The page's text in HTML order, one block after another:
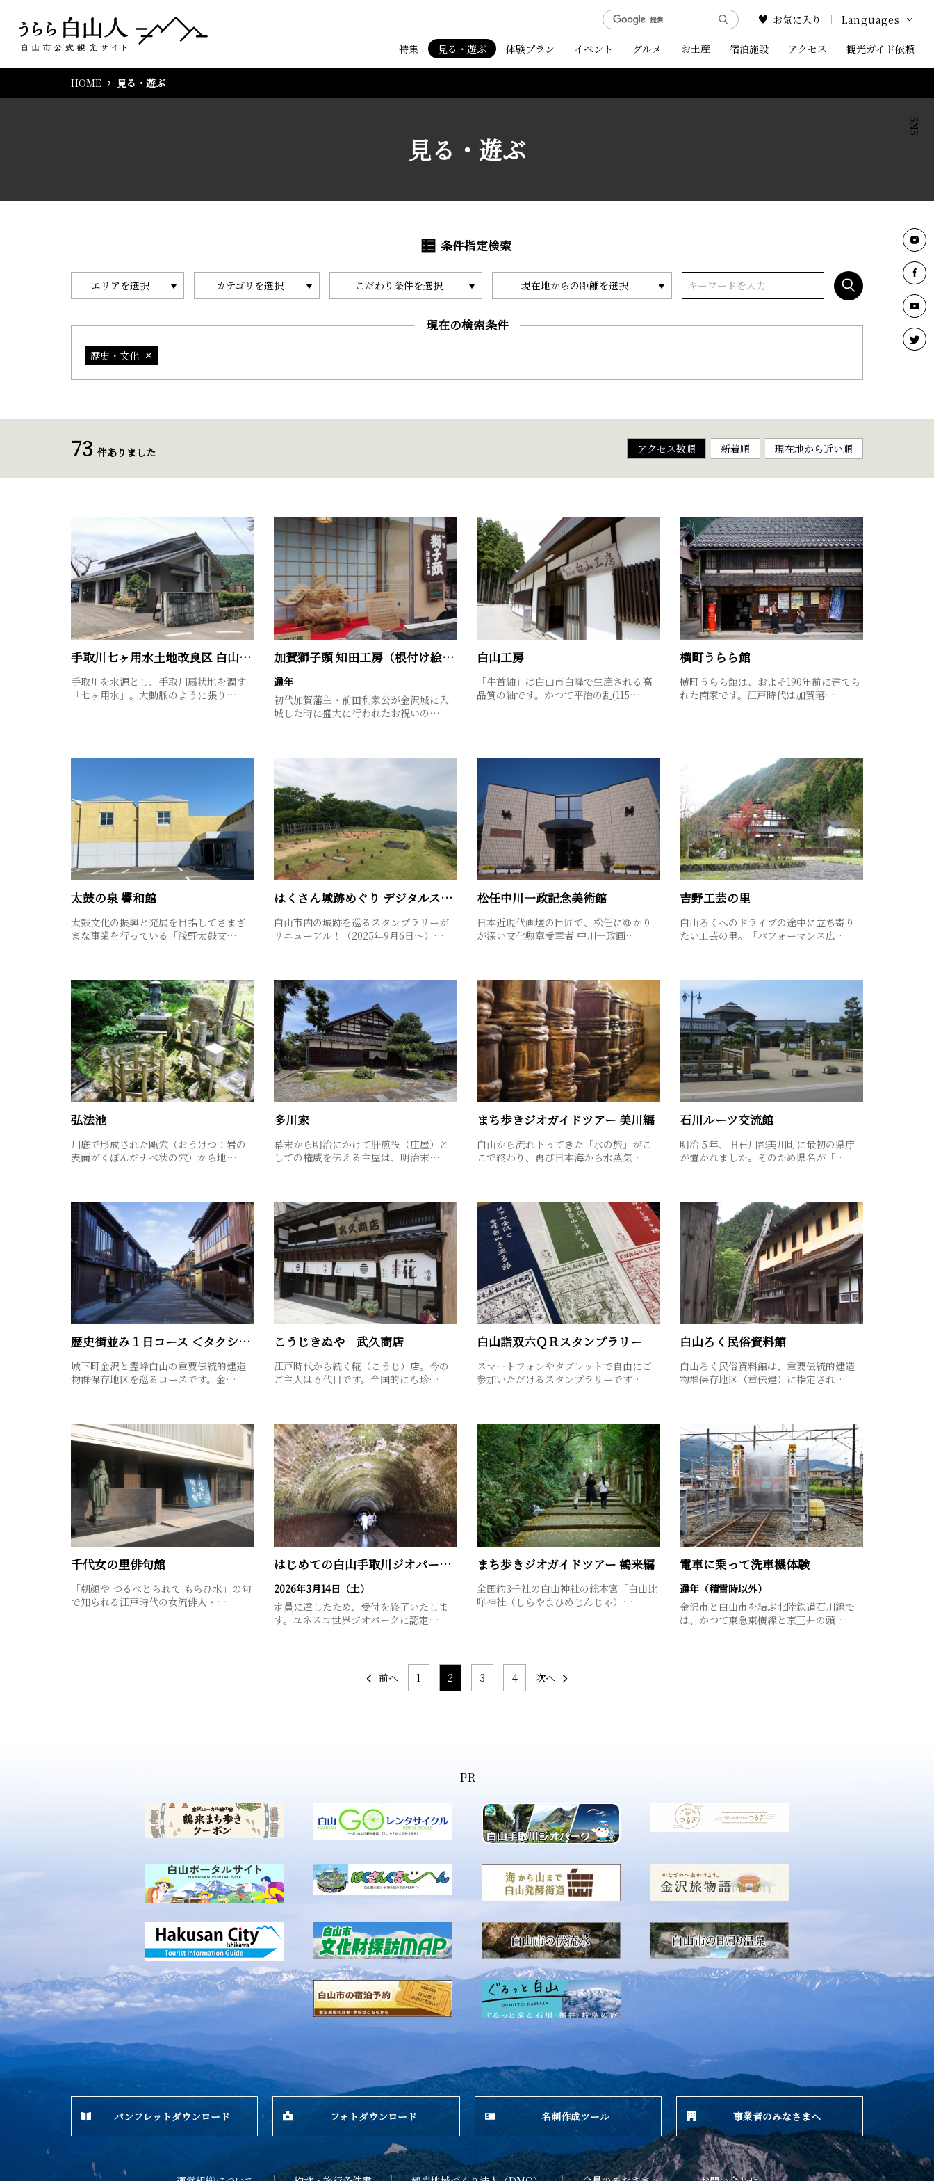
特集 見る・遊ぶ 体験プラン イベント グルメ お土産 宿泊施設 アクセス 観光ガイド依頼
お気に入り Languages
Google Translate
HOME 見る・遊ぶ
見る・遊ぶ
条件指定検索
エリアを選択 カテゴリを選択 こだわり条件を選択 現在地からの距離を選択
現在の検索条件
歴史・文化
73 件ありました アクセス数順 新着順 現在地から近い順
手取川七ヶ用水土地改良区 白山管理センター
手取川を水源とし、手取川扇状地を潤す
「七ヶ用水」。大動脈のように張り…
加賀獅子頭 知田工房（根付け絵付け体験）
通年
初代加賀藩主・前田利家公が金沢城に入
城した時に盛大に行われたお祝いの…
白山工房
「牛首紬」は白山市白峰で生産される高
品質の紬です。かつて平治の乱(115…
横町うらら館
横町うらら館は、およそ190年前に建てら
れた商家です。江戸時代は加賀藩…
太鼓の泉 響和館
太鼓文化の振興と発展を目指してさまざ
まな事業を行っている「浅野太鼓文…
はくさん城跡めぐり デジタルスタンプラリー
白山市内の城跡を巡るスタンプラリーが
リニューアル！（2025年9月6日～）…
松任中川一政記念美術館
日本近現代画壇の巨匠で、松任にゆかり
が深い文化勲章受章者 中川一政画…
吉野工芸の里
白山ろくへのドライブの途中に立ち寄り
たい工芸の里。「パフォーマンス広…
弘法池
川底で形成された甌穴（おうけつ：岩の
表面がくぼんだナべ状の穴）から地…
多川家
幕末から明治にかけて肝煎役（庄屋）と
しての権威を伝える主屋は、明治末…
まち歩きジオガイドツアー 美川編
白山から流れ下ってきた「水の旅」がこ
こで終わり、再び日本海から水蒸気…
石川ルーツ交流館
明治５年、旧石川郡美川町に最初の県庁
が置かれました。そのため県名が「…
歴史街並み１日コース ＜タクシーで巡る 金沢・白山＞
城下町金沢と霊峰白山の重要伝統的建造
物群保存地区を巡るコースです。金…
こうじきぬや 武久商店
江戸時代から続く糀（こうじ）店。今の
ご主人は６代目です。全国的にも珍…
白山詣双六ＱＲスタンプラリー
スマートフォンやタブレットで自由にご
参加いただけるスタンプラリーです…
白山ろく民俗資料館
白山ろく民俗資料館は、重要伝統的建造
物群保存地区（重伝建）に指定され…
千代女の里俳句館
「朝顔や つるべとられて もらひ水」の句
で知られる江戸時代の女流俳人・…
はじめての白山手取川ジオパークツアー ～水が育んだ歴史と美…
2026年3月14日（土）
定員に達したため、受付を終了いたしま
す。ユネスコ世界ジオパークに認定…
まち歩きジオガイドツアー 鶴来編
全国約3千社の白山神社の総本宮「白山比
咩神社（しらやまひめじんじゃ）…
電車に乗って洗車機体験
通年（積雪時以外）
金沢市と白山市を結ぶ北陸鉄道石川線で
は、かつて東急東横線と京王井の頭…
前へ 1 2 3 4 次へ
パンフレットダウンロード フォトダウンロード 名刺作成ツール 事業者のみなさまへ